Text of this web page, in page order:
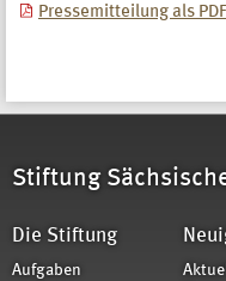
Pressemitteilung als PDF
Stiftung
Die Stiftung
Aufgaben